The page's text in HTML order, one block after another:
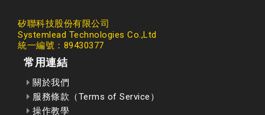
矽聯科技股份有限公司
Systemlead Technologies Co.,Ltd
統一編號：89430377
常用連結
關於我們
服務條款（Terms of Service）
操作教學